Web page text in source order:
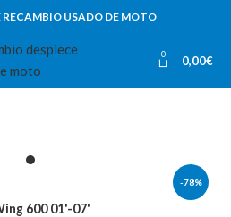
RECAMBIO USADO DE MOTO
0 0,00€
-78%
600 01'-07'